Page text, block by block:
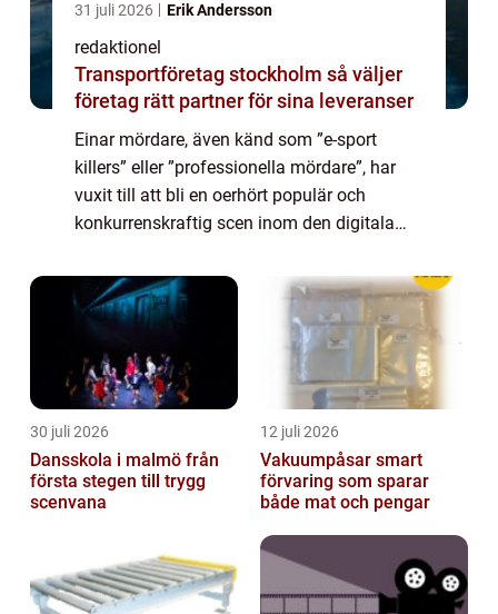
31 juli 2026 Erik Andersson
redaktionel
Transportföretag stockholm så väljer
företag rätt partner för sina leveranser
Einar mördare, även känd som ”e-sport
killers” eller ”professionella mördare”, har
vuxit till att bli en oerhört populär och
konkurrenskraftig scen inom den digitala
en fördjupande ...
30 juli 2026
Dansskola i malmö från
första stegen till trygg
scenvana
12 juli 2026
Vakuumpåsar smart
förvaring som sparar
både mat och pengar